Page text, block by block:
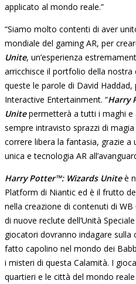
applicato al mondo reale.”
“Siamo molto contenti di aver
mondiale del gaming AR, per
Unite, un’esperienza
arricchisce il portfolio della nostra
queste le parole di David
Interactive Entertainment. “Harry
Unitepermetterà a tutti i maghi e
sempre intravisto sprazzi di
correre libera la fantasia, grazie a
unica e tecnologia AR
Harry Potter™: Wizards Uniteè
Platform di Niantic ed è il frutto
nella creazione di contenuti di
di nuove reclute dell’Unità
giocatori dovranno indagare sulla
fatto capolino nel mondo dei
i misteri di questa Calamità. I
quartieri e le città del mondo